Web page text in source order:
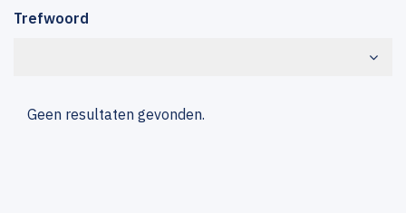
Trefwoord
Geen resultaten gevonden.